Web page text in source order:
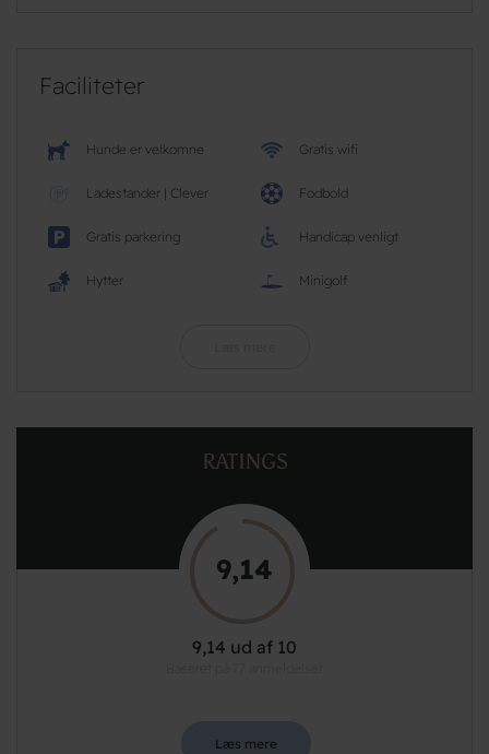
Faciliteter
Hunde er velkomne Gratis wifi
Ladestander | Clever Fodbold
Gratis parkering Handicap venligt
Hytter Minigolf
RATINGS
9,14
9,14 ud af 10
Læs mere